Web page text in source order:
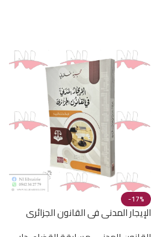
-17%
الإيجار المدني في القانون الجزائري